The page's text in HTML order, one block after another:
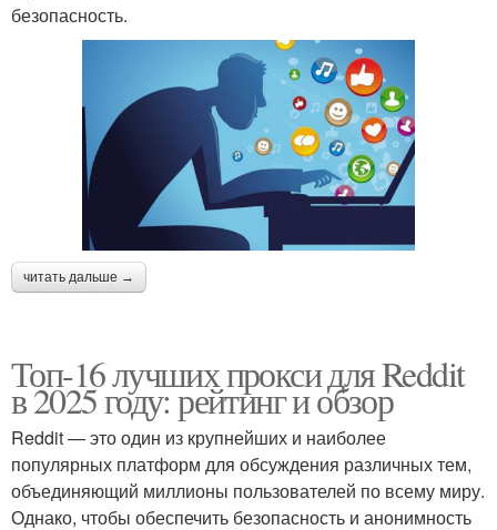
безопасность.
читать дальше →
Топ-16 лучших прокси для Reddit
в 2025 году: рейтинг и обзор
Reddit — это один из крупнейших и наиболее
популярных платформ для обсуждения различных тем,
объединяющий миллионы пользователей по всему миру.
Однако, чтобы обеспечить безопасность и анонимность